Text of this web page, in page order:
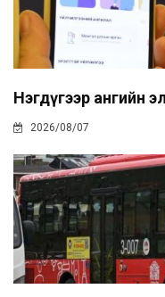
Нэгдүгээр ангийн
2026/08/07